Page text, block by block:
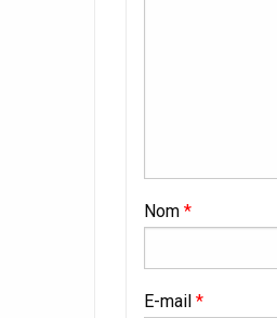
Nom *
E-mail *